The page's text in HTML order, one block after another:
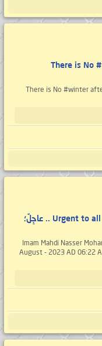
There is No
There is No #winter
Urgent to all Mankind and the Ruminative .. عاجِلٌ؛
Imam Mahdi Nasser
August - 2023 AD 06:22